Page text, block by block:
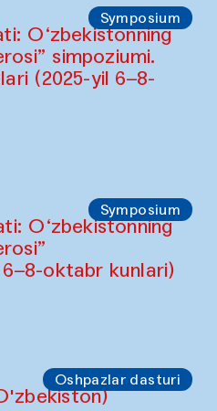
Sahna chiqishlari
bilan
Oshpazlar dasturi
Leone)